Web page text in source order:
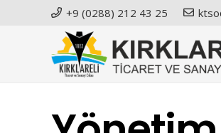
+9 (0288) 212 43 25